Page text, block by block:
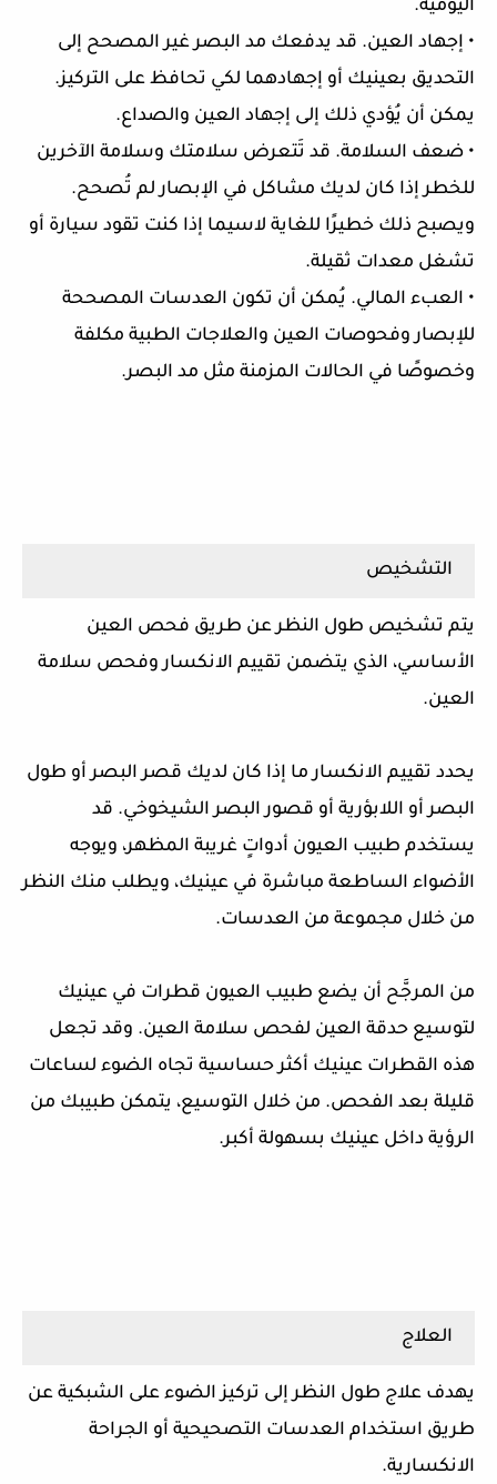
اليومية.
• إجهاد العين. قد يدفعك مد البصر غير المصحح إلى
التحديق بعينيك أو إجهادهما لكي تحافظ على التركيز.
يمكن أن يُؤدي ذلك إلى إجهاد العين والصداع.
• ضعف السلامة. قد تَتعرض سلامتك وسلامة الآخرين
للخطر إذا كان لديك مشاكل في الإبصار لم تُصحح.
ويصبح ذلك خطيرًا للغاية لاسيما إذا كنت تقود سيارة أو
تشغل معدات ثقيلة.
• العبء المالي. يُمكن أن تكون العدسات المصححة
للإبصار وفحوصات العين والعلاجات الطبية مكلفة
وخصوصًا في الحالات المزمنة مثل مد البصر.
التشخيص
يتم تشخيص طول النظر عن طريق فحص العين
الأساسي، الذي يتضمن تقييم الانكسار وفحص سلامة
العين.
يحدد تقييم الانكسار ما إذا كان لديك قصر البصر أو طول
البصر أو اللابؤرية أو قصور البصر الشيخوخي. قد
يستخدم طبيب العيون أدواتٍ غريبة المظهر، ويوجه
الأضواء الساطعة مباشرة في عينيك، ويطلب منك النظر
من خلال مجموعة من العدسات.
من المرجَّح أن يضع طبيب العيون قطرات في عينيك
لتوسيع حدقة العين لفحص سلامة العين. وقد تجعل
هذه القطرات عينيك أكثر حساسية تجاه الضوء لساعات
قليلة بعد الفحص. من خلال التوسيع، يتمكن طبيبك من
الرؤية داخل عينيك بسهولة أكبر.
العلاج
يهدف علاج طول النظر إلى تركيز الضوء على الشبكية عن
طريق استخدام العدسات التصحيحية أو الجراحة
الانكسارية.